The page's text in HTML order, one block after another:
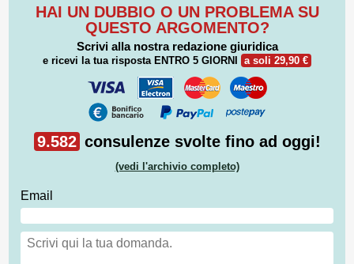
HAI UN DUBBIO O UN PROBLEMA SU
QUESTO ARGOMENTO?
Scrivi alla nostra redazione giuridica
e ricevi la tua risposta ENTRO 5 GIORNI a soli 29,90 €
9.582 consulenze svolte fino ad oggi!
(vedi l'archivio completo)
Email